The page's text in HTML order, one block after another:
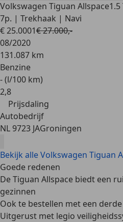
Volkswagen Tiguan Allspace
7p. | Trekhaak | Navi
€ 25.0001€ 27.000,-
08/2020
131.087 km
Benzine
- (l/100 km)
2,8
Prijsdaling
Autobedrijf
NL 9723 JAGroningen
Bekijk alle Volkswagen Tiguan
Goede redenen
De Tiguan Allspace biedt een
gezinnen
Ook te bestellen met een
Uitgerust met legio